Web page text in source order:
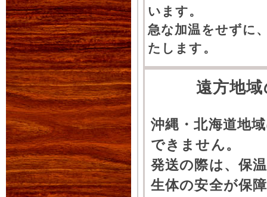
います。
急な加温をせずに
たします。
遠方地
沖縄・北海道地
できません。
発送の際は、保
生体の安全が保